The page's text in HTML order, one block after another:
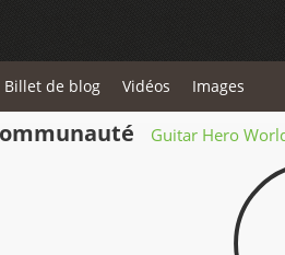
Billet de blog Vidéos Images
Guitar Hero